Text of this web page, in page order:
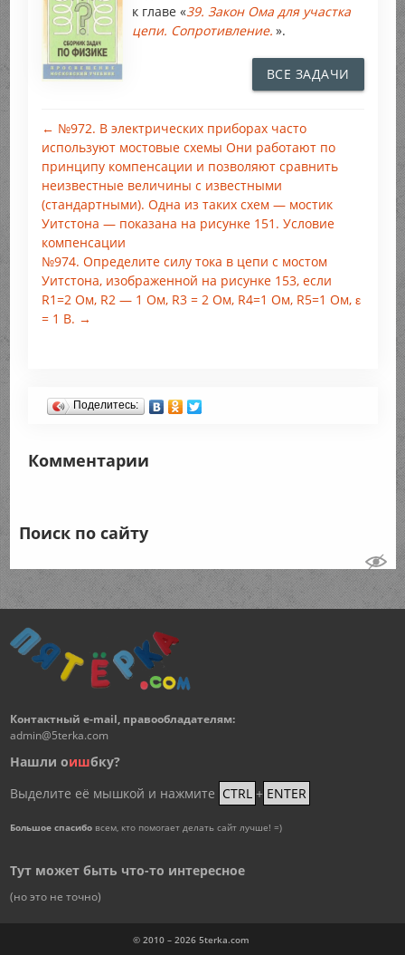
к главе «39. Закон Ома для участка
цепи. Сопротивление. ».
ВСЕ ЗАДАЧИ
← №972. В электрических приборах часто
используют мостовые схемы Они работают по
принципу компенсации и позволяют сравнить
неизвестные величины с известными
(стандартными). Одна из таких схем — мостик
Уитстона — показана на рисунке 151. Условие
компенсации
№974. Определите силу тока в цепи с мостом
Уитстона, изображенной на рисунке 153, если
R1=2 Ом, R2 — 1 Ом, R3 = 2 Ом, R4=1 Ом, R5=1 Ом, ε
= 1 В. →
Поделитесь:
Комментарии
Поиск по сайту
Контактный e-mail, правообладателям:
admin@5terka.com
Нашли оишбку?
Выделите её мышкой и нажмите CTRL + ENTER
Большое спасибовсем, кто помогает делать сайт лучше! =)
Тут может быть что-то интересное
(но это не точно)
© 2010 – 2026 5terka.com